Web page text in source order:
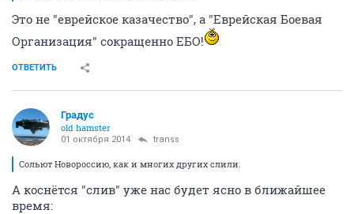
Это не "еврейское казачество", а "Еврейская Боевая
Организация" сокращенно ЕБО!
ОТВЕТИТЬ
Градус
old hamster
01 октября 2014 transs
Сольют Новороссию, как и многих других слили.
А коснётся "слив" уже нас будет ясно в ближайшее
время: